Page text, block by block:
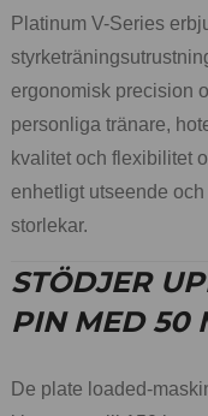
Platinum V-Series
ergonomisk precision
personliga tränare,
kvalitet och flexibilitet
enhetligt utseende
storlekar.
STÖDJER
PIN MED 50
De plate loaded-